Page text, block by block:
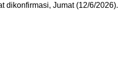
dikonfirmasi, Jumat (12/6/2026).